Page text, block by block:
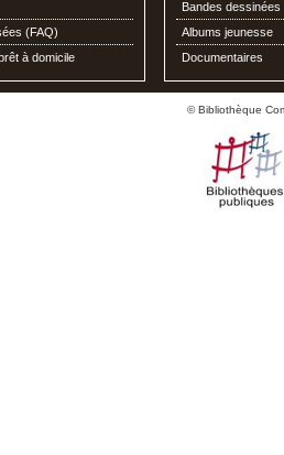
(FAQ)
à domicile
Bandes dessinées
Albums jeunesse
Documentaires
© Bibliothèque